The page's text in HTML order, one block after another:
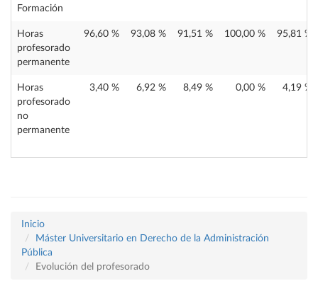
Formación
Horas
profesorado
permanente
96,60 % 93,08 % 91,51 % 100,00 % 95,81 %
Horas
profesorado
no
permanente
3,40 % 6,92 % 8,49 % 0,00 % 4,19 %
Inicio
Máster Universitario en Derecho de la Administración
Pública
Evolución del profesorado